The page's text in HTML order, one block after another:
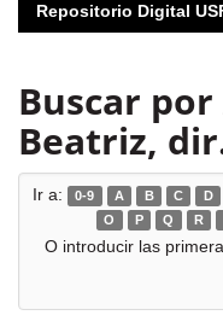
Repositorio Digital
Buscar
Beatriz,
Ir a: 0-9 A B C D
O
P Q R
O introducir las